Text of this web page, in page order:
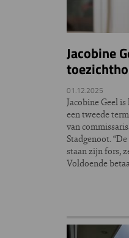
Jacobine
01.12.2025
Jacobine Geel
een tweede
van
Stadgenoot.
staan zijn fors,
Voldoende